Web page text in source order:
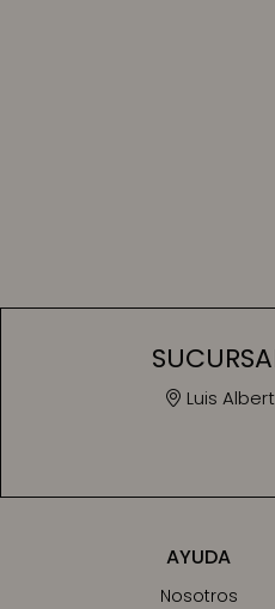
AYUDA
Nosotros
Luis